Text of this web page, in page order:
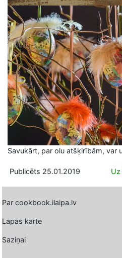
Savukārt, par olu atšķirībām, var
Publicēts 25.01.2019 Uz
Par cookbook.ilaipa.lv
Lapas karte
Saziņai